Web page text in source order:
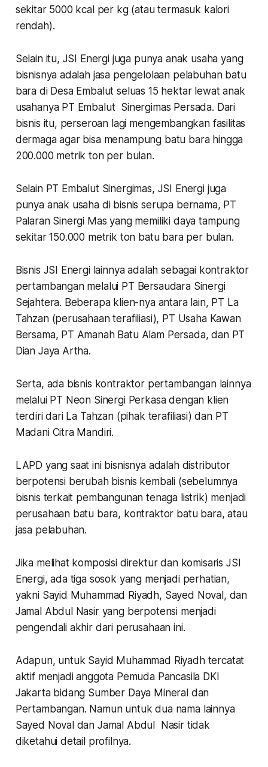
sekitar 5000 kcal per kg (atau termasuk kalori
rendah).
Selain itu, JSI Energi juga punya anak usaha yang
bisnisnya adalah jasa pengelolaan pelabuhan batu
bara di Desa Embalut seluas 15 hektar lewat anak
usahanya PT Embalut Sinergimas Persada. Dari
bisnis itu, perseroan lagi mengembangkan fasilitas
dermaga agar bisa menampung batu bara hingga
200.000 metrik ton per bulan.
Selain PT Embalut Sinergimas, JSI Energi juga
punya anak usaha di bisnis serupa bernama, PT
Palaran Sinergi Mas yang memiliki daya tampung
sekitar 150.000 metrik ton batu bara per bulan.
Bisnis JSI Energi lainnya adalah sebagai kontraktor
pertambangan melalui PT Bersaudara Sinergi
Sejahtera. Beberapa klien-nya antara lain, PT La
Tahzan (perusahaan terafiliasi), PT Usaha Kawan
Bersama, PT Amanah Batu Alam Persada, dan PT
Dian Jaya Artha.
Serta, ada bisnis kontraktor pertambangan lainnya
melalui PT Neon Sinergi Perkasa dengan klien
terdiri dari La Tahzan (pihak terafiliasi) dan PT
Madani Citra Mandiri.
LAPD yang saat ini bisnisnya adalah distributor
berpotensi berubah bisnis kembali (sebelumnya
bisnis terkait pembangunan tenaga listrik) menjadi
perusahaan batu bara, kontraktor batu bara, atau
jasa pelabuhan.
Jika melihat komposisi direktur dan komisaris JSI
Energi, ada tiga sosok yang menjadi perhatian,
yakni Sayid Muhammad Riyadh, Sayed Noval, dan
Jamal Abdul Nasir yang berpotensi menjadi
pengendali akhir dari perusahaan ini.
Adapun, untuk Sayid Muhammad Riyadh tercatat
aktif menjadi anggota Pemuda Pancasila DKI
Jakarta bidang Sumber Daya Mineral dan
Pertambangan. Namun untuk dua nama lainnya
Sayed Noval dan Jamal Abdul Nasir tidak
diketahui detail profilnya.